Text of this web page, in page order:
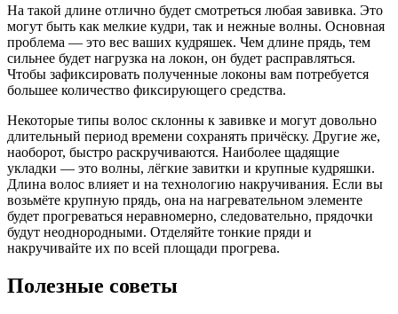
На такой длине отлично будет смотреться любая завивка. Это
могут быть как мелкие кудри, так и нежные волны. Основная
проблема — это вес ваших кудряшек. Чем длине прядь, тем
сильнее будет нагрузка на локон, он будет расправляться.
Чтобы зафиксировать полученные локоны вам потребуется
большее количество фиксирующего средства.
Некоторые типы волос склонны к завивке и могут довольно
длительный период времени сохранять причёску. Другие же,
наоборот, быстро раскручиваются. Наиболее щадящие
укладки — это волны, лёгкие завитки и крупные кудряшки.
Длина волос влияет и на технологию накручивания. Если вы
возьмёте крупную прядь, она на нагревательном элементе
будет прогреваться неравномерно, следовательно, прядочки
будут неоднородными. Отделяйте тонкие пряди и
накручивайте их по всей площади прогрева.
Полезные советы